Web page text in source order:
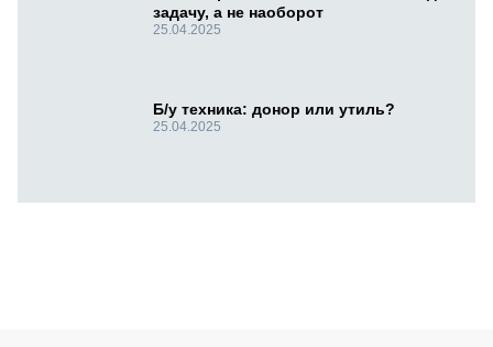
задачу, а не наоборот
25.04.2025
Б/у техника: донор или утиль?
25.04.2025